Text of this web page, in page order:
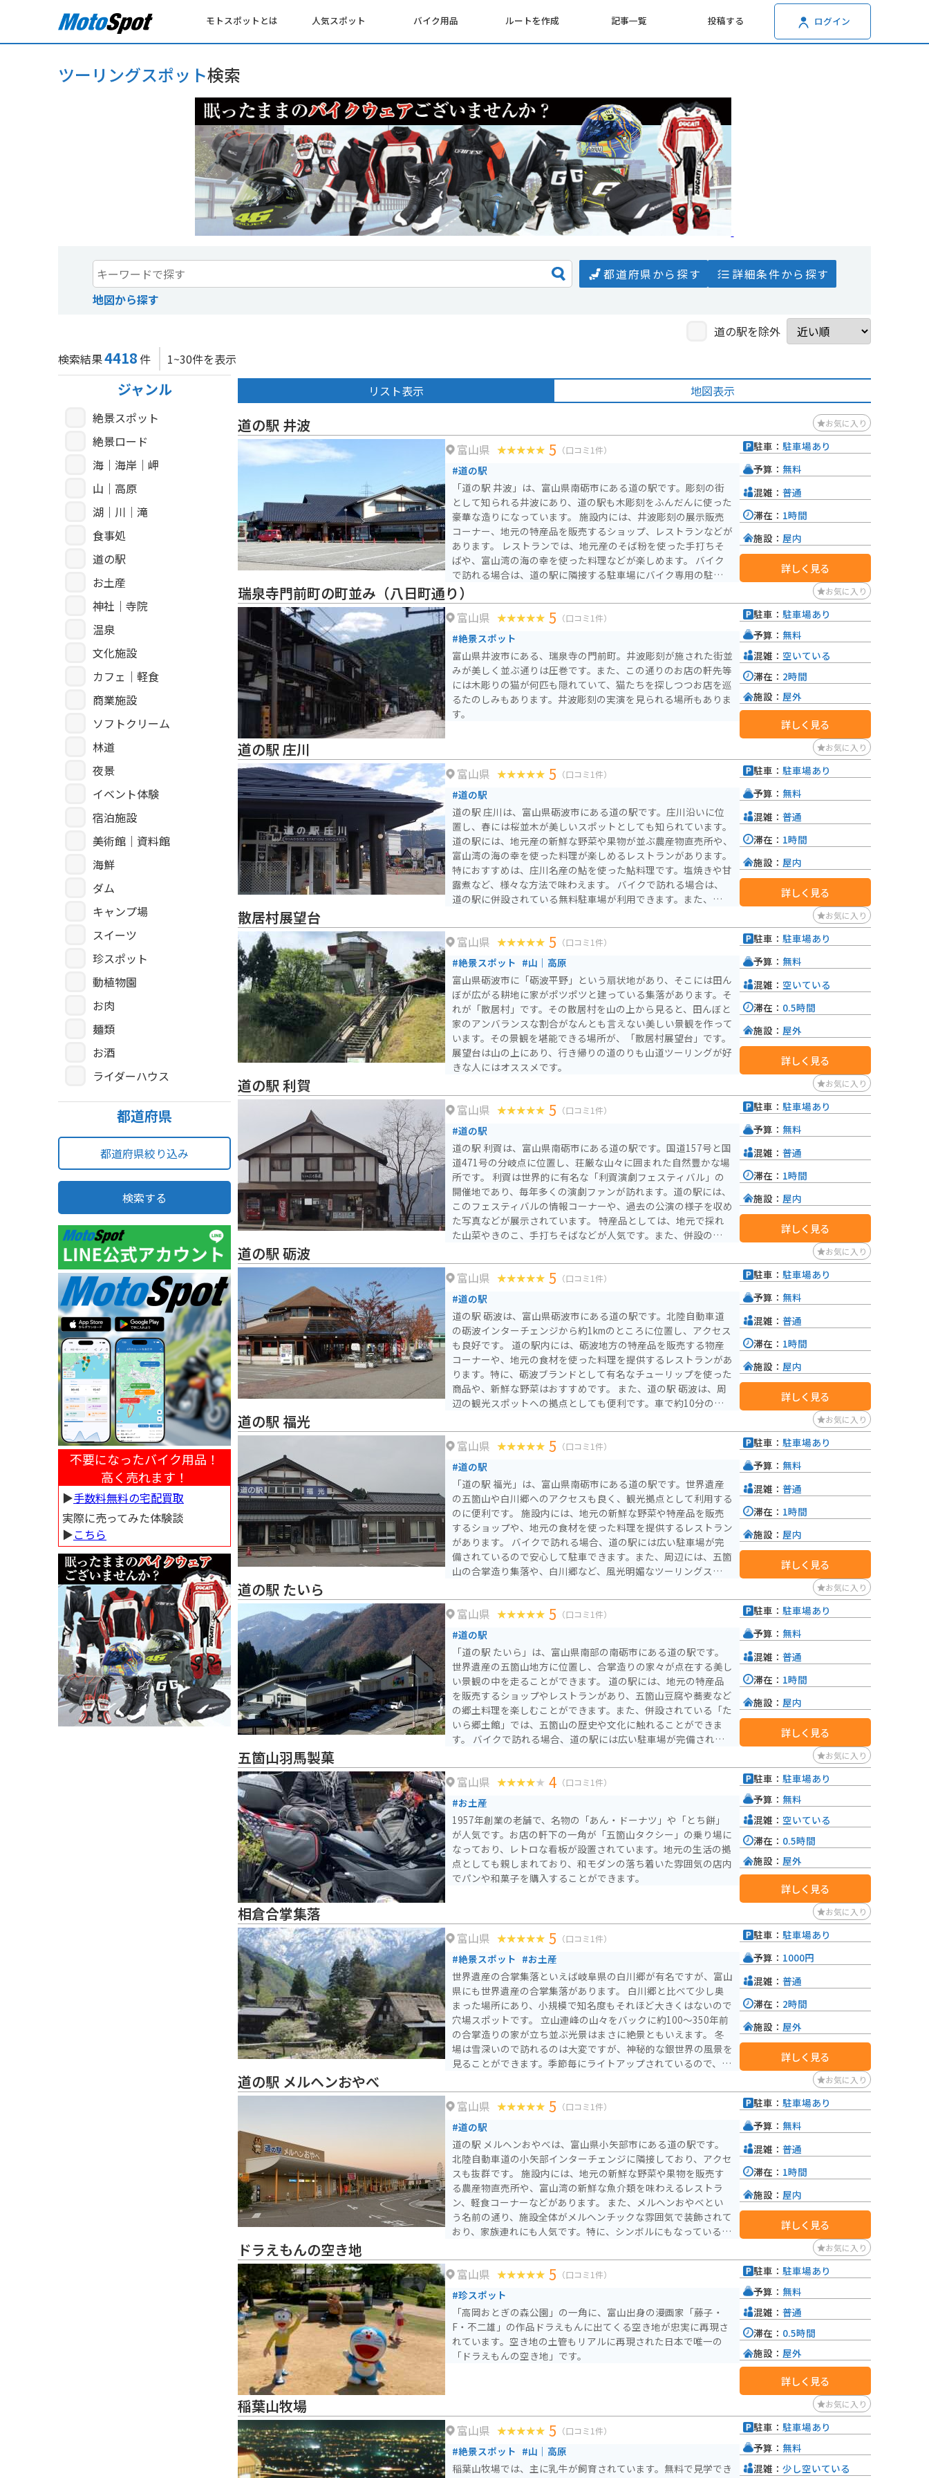
モトスポットとは 人気スポット バイク用品 ルートを作成 記事一覧 投稿する ログイン
ツーリングスポット検索
都道府県から探す
詳細条件から探す
地図から探す
道の駅を除外
検索結果4418件 1~30件を表示
ジャンル
絶景スポット
絶景ロード
海｜海岸｜岬
山｜高原
湖｜川｜滝
食事処
道の駅
お土産
神社｜寺院
温泉
文化施設
カフェ｜軽食
商業施設
ソフトクリーム
林道
夜景
イベント体験
宿泊施設
美術館｜資料館
海鮮
ダム
キャンプ場
スイーツ
珍スポット
動植物園
お肉
麺類
お酒
ライダーハウス
都道府県
都道府県絞り込み
検索する
不要になったバイク用品！
高く売れます！
▶︎手数料無料の宅配買取
実際に売ってみた体験談
▶︎こちら
リスト表示 地図表示
道の駅 井波 お気に入り
富山県 5 （口コミ1件）
#道の駅
「道の駅 井波」は、富山県南砺市にある道の駅です。彫刻の街
として知られる井波にあり、道の駅も木彫刻をふんだんに使った
豪華な造りになっています。 施設内には、井波彫刻の展示販売
コーナー、地元の特産品を販売するショップ、レストランなどが
あります。 レストランでは、地元産のそば粉を使った手打ちそ
ばや、富山湾の海の幸を使った料理などが楽しめます。 バイク
で訪れる場合は、道の駅に隣接する駐車場にバイク専用の駐車ス
ペースがあります。 井波彫刻に興味のある方はもちろん、富山
観光の拠点としても便利な道の駅です。
駐車： 駐車場あり
予算： 無料
混雑： 普通
滞在： 1時間
施設： 屋内
詳しく見る
瑞泉寺門前町の町並み（八日町通り） お気に入り
富山県 5 （口コミ1件）
#絶景スポット
富山県井波市にある、瑞泉寺の門前町。井波彫刻が施された街並
みが美しく並ぶ通りは圧巻です。また、この通りのお店の軒先等
には木彫りの猫が何匹も隠れていて、猫たちを探しつつお店を巡
るたのしみもあります。井波彫刻の実演を見られる場所もありま
す。
駐車： 駐車場あり
予算： 無料
混雑： 空いている
滞在： 2時間
施設： 屋外
詳しく見る
道の駅 庄川 お気に入り
富山県 5 （口コミ1件）
#道の駅
道の駅 庄川は、富山県砺波市にある道の駅です。庄川沿いに位
置し、春には桜並木が美しいスポットとしても知られています。
道の駅には、地元産の新鮮な野菜や果物が並ぶ農産物直売所や、
富山湾の海の幸を使った料理が楽しめるレストランがあります。
特におすすめは、庄川名産の鮎を使った鮎料理です。塩焼きや甘
露煮など、様々な方法で味わえます。 バイクで訪れる場合は、
道の駅に併設されている無料駐車場が利用できます。また、庄川
ります。 周辺には、庄川峡や世界遺産の五箇山など、観光スポ
ットも豊富です。道の駅 庄川を拠点に、富山県の自然や文化を
満喫してみてはいかがでしょうか。
駐車： 駐車場あり
予算： 無料
混雑： 普通
滞在： 1時間
施設： 屋内
詳しく見る
散居村展望台 お気に入り
富山県 5 （口コミ1件）
#絶景スポット #山｜高原
富山県砺波市に「砺波平野」という扇状地があり、そこには田ん
ぼが広がる耕地に家がポツポツと建っている集落があります。そ
れが「散居村」です。その散居村を山の上から見ると、田んぼと
家のアンバランスな割合がなんとも言えない美しい景観を作って
います。その景観を堪能できる場所が、「散居村展望台」です。
展望台は山の上にあり、行き帰りの道のりも山道ツーリングが好
きな人にはオススメです。
駐車： 駐車場あり
予算： 無料
混雑： 空いている
滞在： 0.5時間
施設： 屋外
詳しく見る
道の駅 利賀 お気に入り
富山県 5 （口コミ1件）
#道の駅
道の駅 利賀は、富山県南砺市にある道の駅です。国道157号と国
道471号の分岐点に位置し、荘厳な山々に囲まれた自然豊かな場
所です。 利賀は世界的に有名な「利賀演劇フェスティバル」の
開催地であり、毎年多くの演劇ファンが訪れます。道の駅には、
このフェスティバルの情報コーナーや、過去の公演の様子を収め
た写真などが展示されています。 特産品としては、地元で採れ
た山菜やきのこ、手打ちそばなどが人気です。また、併設のレス
バイクで訪れる場合、道の駅周辺は山岳路が多く、カーブも多い
ので注意が必要です。しかし、その分、雄大な景色を楽しむこと
ができます。特に紅葉の季節は絶景です。ツーリングの休憩場所
として、ぜひ立ち寄ってみてください。
駐車： 駐車場あり
予算： 無料
混雑： 普通
滞在： 1時間
施設： 屋内
詳しく見る
道の駅 砺波 お気に入り
富山県 5 （口コミ1件）
#道の駅
道の駅 砺波は、富山県砺波市にある道の駅です。北陸自動車道
の砺波インターチェンジから約1kmのところに位置し、アクセス
も良好です。 道の駅内には、砺波地方の特産品を販売する物産
コーナーや、地元の食材を使った料理を提供するレストランがあ
ります。特に、砺波ブランドとして有名なチューリップを使った
商品や、新鮮な野菜はおすすめです。 また、道の駅 砺波は、周
辺の観光スポットへの拠点としても便利です。車で約10分のと
のチューリップが咲き誇る風景を楽しむことができます。バイク
で訪れる場合は、道の駅の駐車場にバイク専用のスペースがある
ので安心です。砺波平野を走る快適な道路も多いので、ツーリン
グにも最適です。 周辺には、庄川峡や五箇山など、自然豊かな
観光スポットも点在しています。道の駅で観光パンフレットを入
手して、富山観光を満喫してください！
駐車： 駐車場あり
予算： 無料
混雑： 普通
滞在： 1時間
施設： 屋内
詳しく見る
道の駅 福光 お気に入り
富山県 5 （口コミ1件）
#道の駅
「道の駅 福光」は、富山県南砺市にある道の駅です。世界遺産
の五箇山や白川郷へのアクセスも良く、観光拠点として利用する
のに便利です。 施設内には、地元の新鮮な野菜や特産品を販売
するショップや、地元の食材を使った料理を提供するレストラン
があります。 バイクで訪れる場合、道の駅には広い駐車場が完
備されているので安心して駐車できます。また、周辺には、五箇
山の合掌造り集落や、白川郷など、風光明媚なツーリングスポッ
られています。道の駅 福光では、地元産のそば粉を使った手打
ちそばを味わうことができます。
駐車： 駐車場あり
予算： 無料
混雑： 普通
滞在： 1時間
施設： 屋内
詳しく見る
道の駅 たいら お気に入り
富山県 5 （口コミ1件）
#道の駅
「道の駅 たいら」は、富山県南部の南砺市にある道の駅です。
世界遺産の五箇山地方に位置し、合掌造りの家々が点在する美し
い景観の中を走ることができます。 道の駅には、地元の特産品
を販売するショップやレストランがあり、五箇山豆腐や蕎麦など
の郷土料理を楽しむことができます。また、併設されている「た
いら郷土館」では、五箇山の歴史や文化に触れることができま
す。 バイクで訪れる場合、道の駅には広い駐車場が完備されて
歴史を感じさせる峠道など、ツーリングに最適なコースが数多く
あります。特に、国道156号線は、険しい山岳地帯を抜ける「酷
道」としても知られており、バイク乗りなら一度は走ってみたい
challenging なルートです。 五箇山地方は、日本の原風景が残る
美しい場所です。道の駅 たいらを拠点に、自然と文化に触れる
旅を楽しんでください。
駐車： 駐車場あり
予算： 無料
混雑： 普通
滞在： 1時間
施設： 屋内
詳しく見る
五箇山羽馬製菓 お気に入り
富山県 4 （口コミ1件）
#お土産
1957年創業の老舗で、名物の「あん・ドーナツ」や「とち餅」
が人気です。お店の軒下の一角が「五箇山タクシー」の乗り場に
なっており、レトロな看板が設置されています。地元の生活の拠
点としても親しまれており、和モダンの落ち着いた雰囲気の店内
でパンや和菓子を購入することができます。
駐車： 駐車場あり
予算： 無料
混雑： 空いている
滞在： 0.5時間
施設： 屋外
詳しく見る
相倉合掌集落 お気に入り
富山県 5 （口コミ1件）
#絶景スポット #お土産
世界遺産の合掌集落といえば岐阜県の白川郷が有名ですが、富山
県にも世界遺産の合掌集落があります。 白川郷と比べて少し奥
まった場所にあり、小規模で知名度もそれほど大きくはないので
穴場スポットです。 立山連峰の山々をバックに約100～350年前
の合掌造りの家が立ち並ぶ光景はまさに絶景ともいえます。 冬
場は雪深いので訪れるのは大変ですが、神秘的な銀世界の風景を
見ることができます。季節毎にライトアップされているので、ラ
駐車： 駐車場あり
予算： 1000円
混雑： 普通
滞在： 2時間
施設： 屋外
詳しく見る
道の駅 メルヘンおやべ お気に入り
富山県 5 （口コミ1件）
#道の駅
道の駅 メルヘンおやべは、富山県小矢部市にある道の駅です。
北陸自動車道の小矢部インターチェンジに隣接しており、アクセ
スも抜群です。 施設内には、地元の新鮮な野菜や果物を販売す
る農産物直売所や、富山湾の新鮮な魚介類を味わえるレストラ
ン、軽食コーナーなどがあります。 また、メルヘンおやべとい
う名前の通り、施設全体がメルヘンチックな雰囲気で装飾されて
おり、家族連れにも人気です。特に、シンボルにもなっている高
ライトアップもされます。 バイクで訪れる場合、道の駅には広
い駐車場が完備されているため安心です。小矢部市は、砺波平野
や医王山など自然豊かな場所なので、ツーリングの拠点としても
おすすめです。 周辺には、二つの世界遺産を結ぶ「 pilgrimage r
oad 」の区間である倶利伽羅峠や、稲葉山などが点在しており、
歴史と自然を感じながらバイク旅を楽しむことができます。道の
駅で地元の特産品である「とやまポーク」を使ったグルメや、名
産のチューリップにちなんだお土産を探してみるのも良いでしょ
駐車： 駐車場あり
予算： 無料
混雑： 普通
滞在： 1時間
施設： 屋内
詳しく見る
ドラえもんの空き地 お気に入り
富山県 5 （口コミ1件）
#珍スポット
「高岡おとぎの森公園」の一角に、富山出身の漫画家「藤子・
F・不二雄」の作品ドラえもんに出てくる空き地が忠実に再現さ
れています。空き地の土管もリアルに再現された日本で唯一の
「ドラえもんの空き地」です。
駐車： 駐車場あり
予算： 無料
混雑： 普通
滞在： 0.5時間
施設： 屋外
詳しく見る
稲葉山牧場 お気に入り
富山県 5 （口コミ1件）
#絶景スポット #山｜高原
稲葉山牧場では、主に乳牛が飼育されています。無料で見学でき
駐車： 駐車場あり
予算： 無料
混雑： 少し空いている